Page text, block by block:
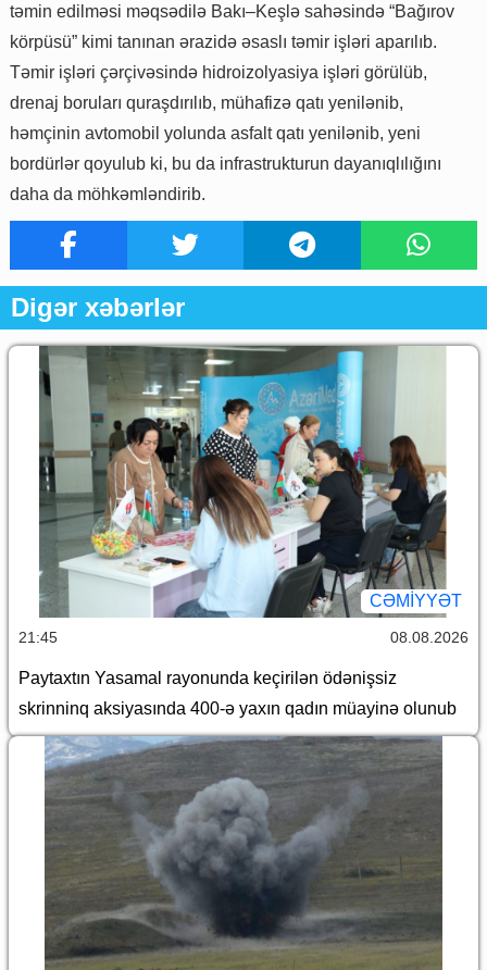
təmin edilməsi məqsədilə Bakı–Keşlə sahəsində “Bağırov
körpüsü” kimi tanınan ərazidə əsaslı təmir işləri aparılıb.
Təmir işləri çərçivəsində hidroizolyasiya işləri görülüb,
drenaj boruları quraşdırılıb, mühafizə qatı yenilənib,
həmçinin avtomobil yolunda asfalt qatı yenilənib, yeni
bordürlər qoyulub ki, bu da infrastrukturun dayanıqlılığını
daha da möhkəmləndirib.
Digər xəbərlər
CƏMİYYƏT
21:45 08.08.2026
Paytaxtın Yasamal rayonunda keçirilən ödənişsiz
skrinninq aksiyasında 400-ə yaxın qadın müayinə olunub